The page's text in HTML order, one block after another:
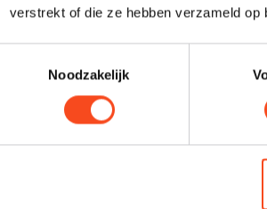
verstrekt of die ze hebben verzameld
Noodzakelijk
consument op een
de
melding
de informatie
de in artikel 4
verstrekt vóór
de vereisten